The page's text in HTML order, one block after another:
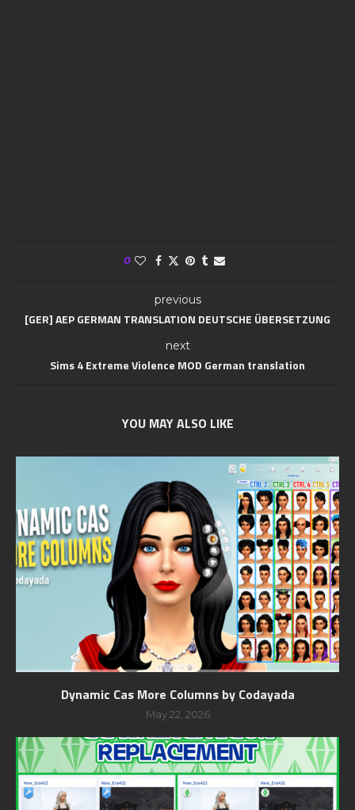
0
previous
[GER] AEP GERMAN TRANSLATION DEUTSCHE ÜBERSETZUNG
next
Sims 4 Extreme Violence MOD German translation
YOU MAY ALSO LIKE
Dynamic Cas More Columns by Codayada
May 22, 2026